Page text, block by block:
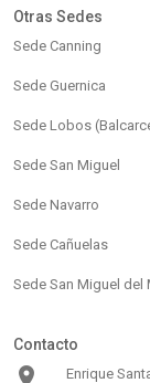
Otras Sedes
Sede Canning
Sede Guernica
Sede Lobos
Sede San Miguel
Sede Navarro
Sede Cañuelas
Sede San Miguel del
Contacto
Enrique